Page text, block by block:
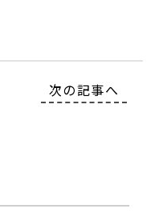
次の記事へ